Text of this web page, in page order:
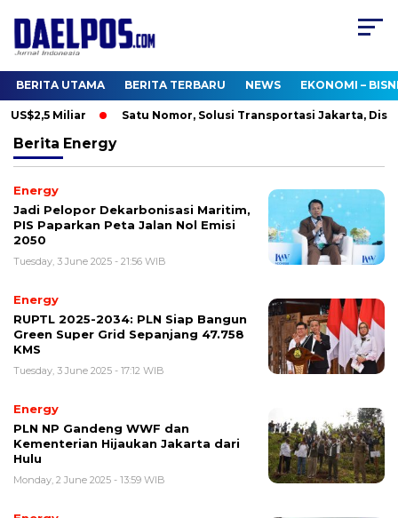
BERITA UTAMA BERITA TERBARU NEWS EKONOMI –
Miliar Satu Nomor, Solusi Transportasi Jakarta,
Berita Energy
Energy
Jadi Pelopor Dekarbonisasi Maritim,
PIS Paparkan Peta Jalan Nol Emisi
2050
Tuesday, 3 June 2025 - 21:56 WIB
Energy
RUPTL 2025-2034: PLN Siap Bangun
Green Super Grid Sepanjang 47.758
KMS
Tuesday, 3 June 2025 - 17:12 WIB
Energy
PLN NP Gandeng WWF dan
Kementerian Hijaukan Jakarta dari
Hulu
Monday, 2 June 2025 - 13:59 WIB